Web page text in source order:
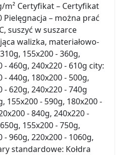
m² Certyfikat – Certyfikat
Pielęgnacja – można prać
suszyć w suszarce
walizka, materiałowo-
155x200 - 360g,
- 460g, 240x220 - 610g city:
- 440g, 180x200 - 500g,
- 620g, 240x220 - 740g
155x200 - 590g, 180x200 -
- 840g, 240x220 -
155x200 - 750g,
- 960g, 220x200 - 1060g,
standardowe: Kołdra